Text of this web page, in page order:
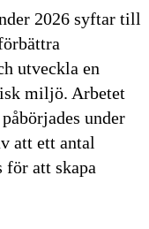
2026 syftar till
utveckla en
miljö. Arbetet
under
att ett antal
för att skapa